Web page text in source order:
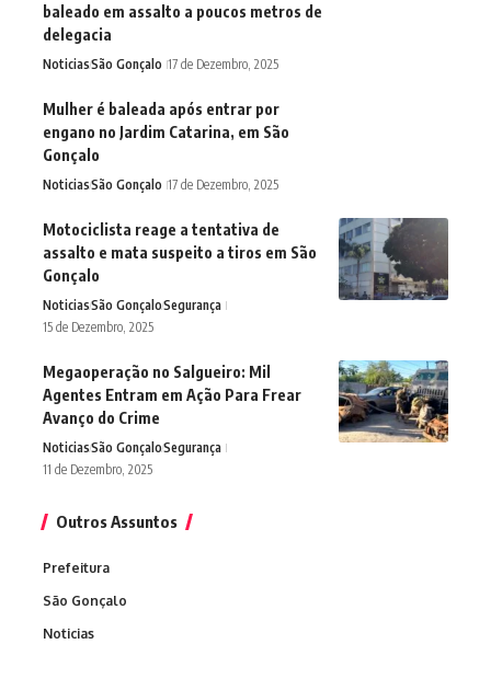
baleado em assalto a poucos metros de
delegacia
NoticiasSão Gonçalo 17 de Dezembro, 2025
Mulher é baleada após entrar por
engano no Jardim Catarina, em São
Gonçalo
NoticiasSão Gonçalo 17 de Dezembro, 2025
Motociclista reage a tentativa de
assalto e mata suspeito a tiros em São
Gonçalo
NoticiasSão GonçaloSegurança
15 de Dezembro, 2025
Megaoperação no Salgueiro: Mil
Agentes Entram em Ação Para Frear
Avanço do Crime
NoticiasSão GonçaloSegurança
11 de Dezembro, 2025
Outros Assuntos
Prefeitura
São Gonçalo
Noticias